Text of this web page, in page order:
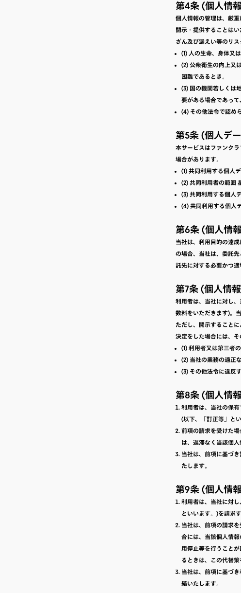
第4条 (個人情
個人情報の管理は、厳
開示・提供することは
ざん及び漏えい等のリ
(1) 人の生命、身体又
(2) 公衆衛生の向上又
困難であるとき。
(3) 国の機関若しくは
要がある場合であっ
(4) その他法令で認め
第5条 (個人デ
本サービスはファンク
場合があります。
(1) 共同利用する個人
(2) 共同利用者の範囲
(3) 共同利用する個人
(4) 共同利用する個人
第6条 (個人情
当社は、利用目的の達
の場合、当社は、委託
託先に対する必要かつ適
第7条 (個人情
利用者は、当社に対し
数料をいただきます)。
ただし、開示すること
決定をした場合には、そ
(1) 利用者又は第三者
(2) 当社の業務の適正
(3) その他法令に違反
第8条 (個人情
利用者は、当社の保
(以下、「訂正等」と
前項の請求を受けた
は、遅滞なく当該個人
当社は、前項に基づ
たします。
第9条 (個人情
利用者は、当社に対
といいます。)を請求
当社は、前項の請求
合には、当該個人情
用停止等を行うこと
るときは、この代替策
当社は、前項に基づ
絡いたします。